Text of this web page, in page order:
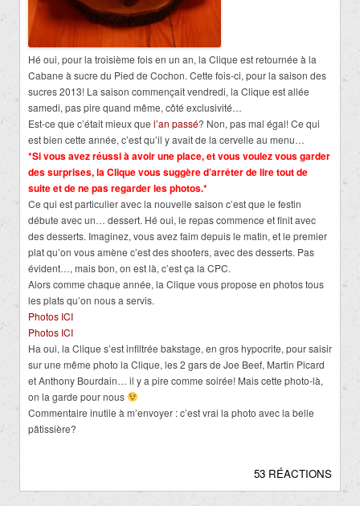
Hé oui, pour la troisième fois en un an, la Clique est retournée à la
Cabane à sucre du Pied de Cochon. Cette fois-ci, pour la saison des
sucres 2013! La saison commençait vendredi, la Clique est allée
samedi, pas pire quand même, côté exclusivité…
Est-ce que c’était mieux que l’an passé? Non, pas mal égal! Ce qui
est bien cette année, c’est qu’il y avait de la cervelle au menu…
*Si vous avez réussi à avoir une place, et vous voulez vous garder
des surprises, la Clique vous suggère d’arrêter de lire tout de
suite et de ne pas regarder les photos.*
Ce qui est particulier avec la nouvelle saison c’est que le festin
débute avec un… dessert. Hé oui, le repas commence et finit avec
des desserts. Imaginez, vous avez faim depuis le matin, et le premier
plat qu’on vous amène c’est des shooters, avec des desserts. Pas
évident…, mais bon, on est là, c’est ça la CPC.
Alors comme chaque année, la Clique vous propose en photos tous
les plats qu’on nous a servis.
Photos ICI
Photos ICI
Ha oui, la Clique s’est infiltrée bakstage, en gros hypocrite, pour saisir
sur une même photo la Clique, les 2 gars de Joe Beef, Martin Picard
et Anthony Bourdain… il y a pire comme soirée! Mais cette photo-là,
on la garde pour nous
Commentaire inutile à m’envoyer : c’est vrai la photo avec la belle
pâtissière?
53 RÉACTIONS